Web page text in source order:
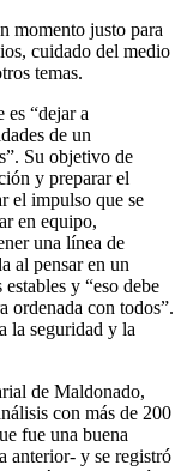
momento justo para
cuidado del medio
temas.
es “dejar a
de un
Su objetivo de
y preparar el
el impulso que se
en equipo,
una línea de
al pensar en un
y “eso debe
ordenada con todos”.
la seguridad y la
de Maldonado,
con más de 200
fue una buena
anterior- y se registró